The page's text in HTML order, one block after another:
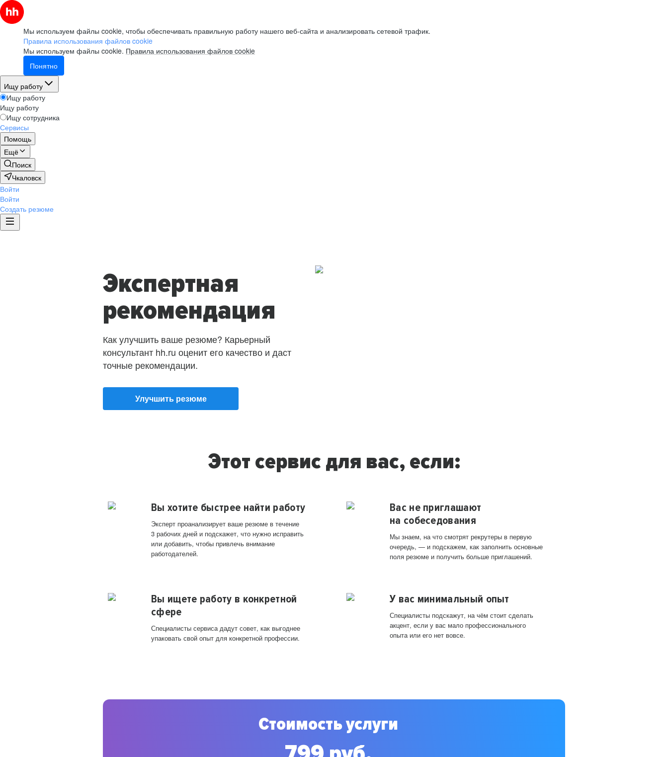
Мы используем файлы cookie, чтобы обеспечивать правильную работу нашего веб-сайта и анализировать сетевой трафик.
Правила использования файлов cookie
Мы используем файлы cookie. Правила использования файлов cookie
Понятно
Ищу работу
Ищу работу
Ищу работу
Ищу сотрудника
Сервисы
Помощь
Ещё
Поиск
Чкаловск
Войти
Войти
Создать резюме
Экспертная
рекомендация
Как улучшить ваше резюме? Карьерный
консультант hh.ru оценит его качество и даст
точные рекомендации.
Улучшить резюме
Этот сервис для вас, если:
Вы хотите быстрее найти работу
Эксперт проанализирует ваше резюме в течение
3 рабочих дней и подскажет, что нужно исправить
или добавить, чтобы привлечь внимание
работодателей.
Вас не приглашают
на собеседования
Мы знаем, на что смотрят рекрутеры в первую
очередь, — и подскажем, как заполнить основные
поля резюме и получить больше приглашений.
Вы ищете работу в конкретной
сфере
Специалисты сервиса дадут совет, как выгоднее
упаковать свой опыт для конкретной профессии.
У вас минимальный опыт
Специалисты подскажут, на чём стоит сделать
акцент, если у вас мало профессионального
опыта или его нет вовсе.
Стоимость услуги